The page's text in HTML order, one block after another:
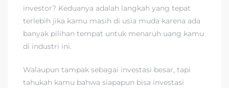
investor? Keduanya adalah langkah yang tepat
terlebih jika kamu masih di usia muda karena ada
banyak pilihan tempat untuk menaruh uang kamu
di industri ini.
Walaupun tampak sebagai investasi besar, tapi
tahukah kamu bahwa siapapun bisa investasi